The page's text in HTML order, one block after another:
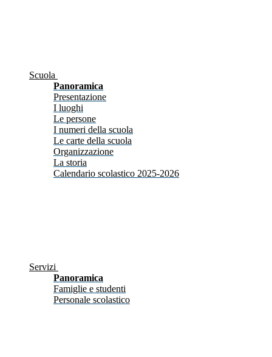
Scuola
Panoramica
Presentazione
I luoghi
Le persone
I numeri della scuola
Le carte della scuola
Organizzazione
La storia
Calendario scolastico 2025-2026
Servizi
Panoramica
Famiglie e studenti
Personale scolastico